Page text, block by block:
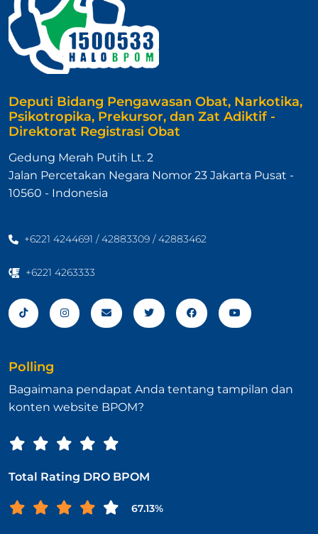
Deputi Bidang Pengawasan Obat, Narkotika,
Psikotropika, Prekursor, dan Zat Adiktif -
Direktorat Registrasi Obat
Gedung Merah Putih Lt. 2
Jalan Percetakan Negara Nomor 23 Jakarta Pusat -
10560 - Indonesia
+6221 4244691 / 42883309 / 42883462
+6221 4263333
Polling
Bagaimana pendapat Anda tentang tampilan dan
konten website BPOM?
Total Rating DRO BPOM
67.13%